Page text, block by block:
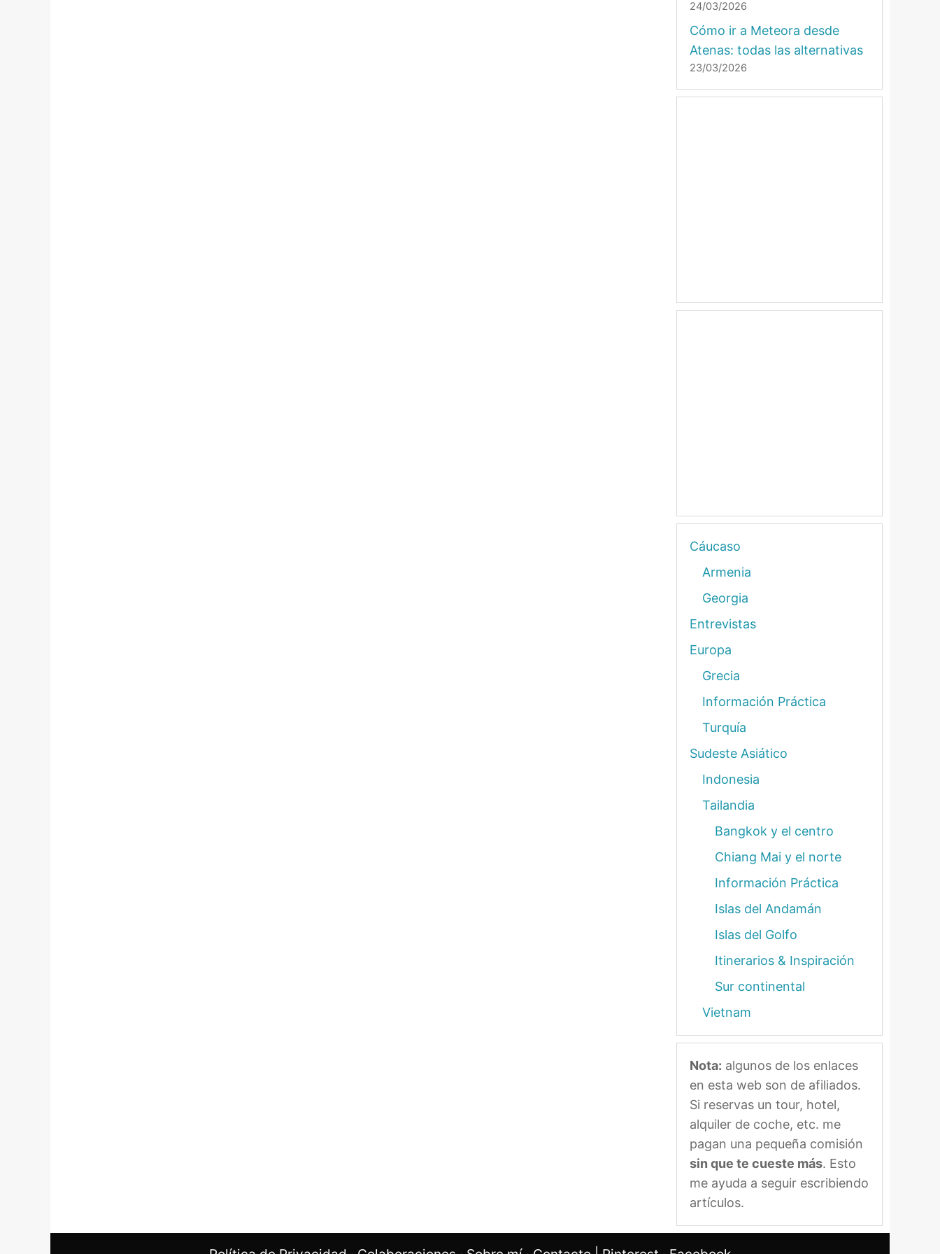
24/03/2026
Cómo ir a Meteora desde
Atenas: todas las alternativas
23/03/2026
Cáucaso
Armenia
Georgia
Entrevistas
Europa
Grecia
Información Práctica
Turquía
Sudeste Asiático
Indonesia
Tailandia
Bangkok y el centro
Chiang Mai y el norte
Información Práctica
Islas del Andamán
Islas del Golfo
Itinerarios & Inspiración
Sur continental
Vietnam
Nota: algunos de los enlaces
en esta web son de afiliados.
Si reservas un tour, hotel,
alquiler de coche, etc. me
pagan una pequeña comisión
sin que te cueste más. Esto
me ayuda a seguir escribiendo
artículos.